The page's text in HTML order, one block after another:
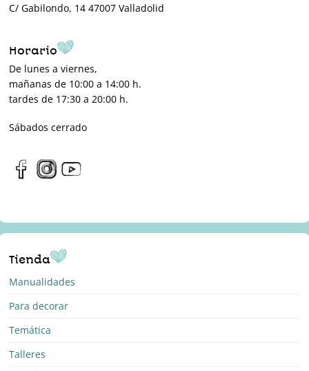
C/ Gabilondo, 14 47007 Valladolid
Horario
De lunes a viernes,
mañanas de 10:00 a 14:00 h.
tardes de 17:30 a 20:00 h.
Sábados cerrado
Tienda
Manualidades
Para decorar
Temática
Talleres